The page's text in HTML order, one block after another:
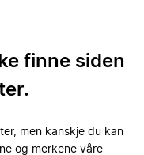
finne siden
men kanskje du kan
og merkene våre